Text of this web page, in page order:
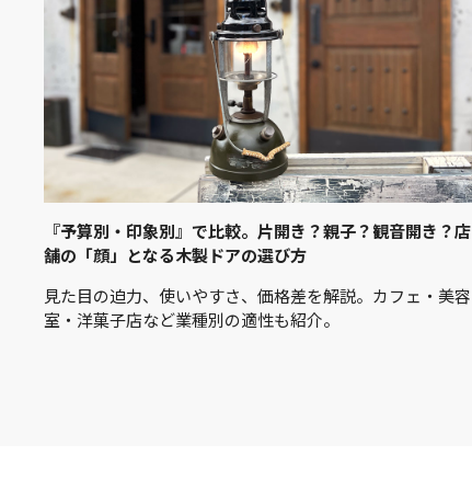
『予算別・印象別』で比較。片開き？親子？観音開き？店
舗の「顔」となる木製ドアの選び方
見た目の迫力、使いやすさ、価格差を解説。カフェ・美容
室・洋菓子店など業種別の適性も紹介。